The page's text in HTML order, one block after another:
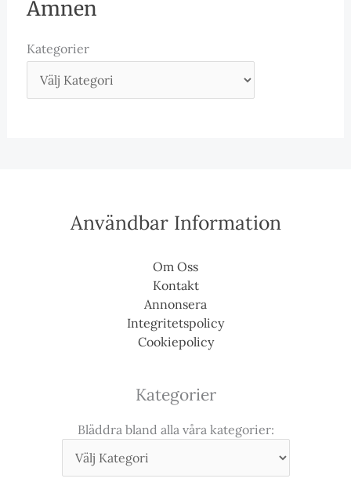
Ämnen
Kategorier
Användbar Information
Om Oss
Kontakt
Annonsera
Integritetspolicy
Cookiepolicy
Kategorier
Bläddra bland alla våra kategorier: